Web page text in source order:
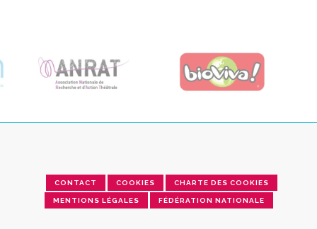
CONTACT COOKIES CHARTE DES COOKIES
MENTIONS LÉGALES FÉDÉRATION NATIONALE